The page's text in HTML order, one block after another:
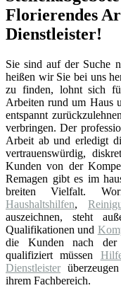
Florierendes
Dienstleister!
Sie sind auf der Suche
heißen wir Sie bei uns
zu finden, lohnt sich
Arbeiten rund um Haus
entspannt
verbringen. Der
Arbeit ab und erledigt
vertrauenswürdig,
Kunden von der
Remagen gibt es im
breiten Vielfalt.
Haushaltshilfen,
auszeichnen, steht
Qualifikationen und
die Kunden nach der
qualifiziert müssen
Dienstleister
ihrem Fachbereich.